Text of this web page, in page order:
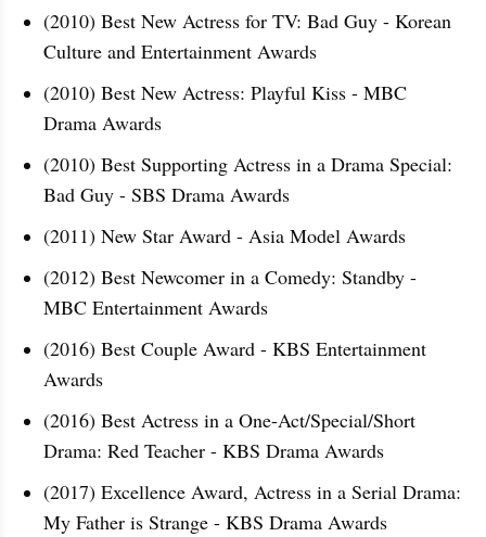
(2010) Best New Actress for TV: Bad Guy - Korean
Culture and Entertainment Awards
(2010) Best New Actress: Playful Kiss - MBC
Drama Awards
(2010) Best Supporting Actress in a Drama Special:
Bad Guy - SBS Drama Awards
(2011) New Star Award - Asia Model Awards
(2012) Best Newcomer in a Comedy: Standby -
MBC Entertainment Awards
(2016) Best Couple Award - KBS Entertainment
Awards
(2016) Best Actress in a One-Act/Special/Short
Drama: Red Teacher - KBS Drama Awards
(2017) Excellence Award, Actress in a Serial Drama:
My Father is Strange - KBS Drama Awards